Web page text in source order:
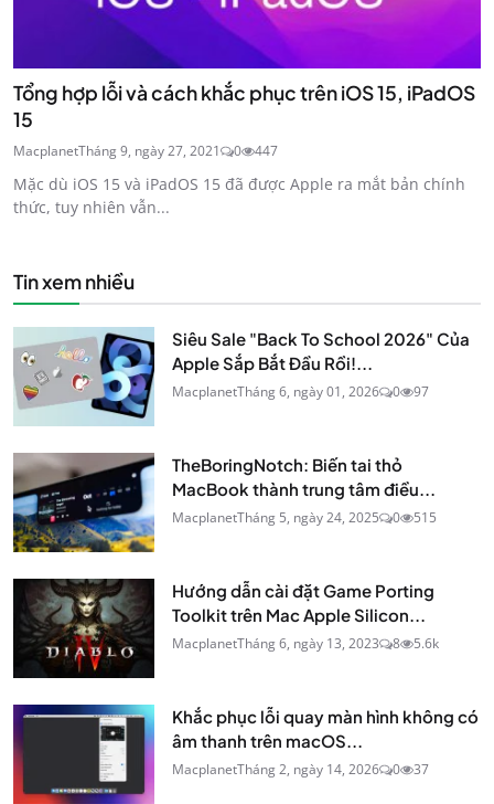
Tổng hợp lỗi và cách khắc phục trên iOS 15, iPadOS
15
MacplanetTháng 9, ngày 27, 2021 0 447
Mặc dù iOS 15 và iPadOS 15 đã được Apple ra mắt bản chính
thức, tuy nhiên vẫn...
Tin xem nhiều
Siêu Sale "Back To School 2026" Của
Apple Sắp Bắt Đầu Rồi!...
MacplanetTháng 6, ngày 01, 2026 0 97
TheBoringNotch: Biến tai thỏ
MacBook thành trung tâm điều...
MacplanetTháng 5, ngày 24, 2025 0 515
Hướng dẫn cài đặt Game Porting
Toolkit trên Mac Apple Silicon...
MacplanetTháng 6, ngày 13, 2023 8 5.6k
Khắc phục lỗi quay màn hình không có
âm thanh trên macOS...
MacplanetTháng 2, ngày 14, 2026 0 37